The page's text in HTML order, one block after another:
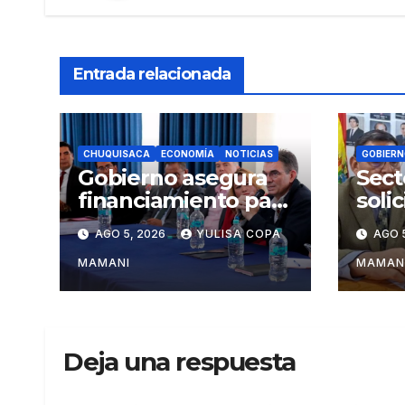
Entrada relacionada
CHUQUISACA ECONOMÍA NOTICIAS
Gobierno asegura
financiamiento para
tres proyectos
estratégicos de
Chuquisaca
AGO 5, 2026 YULISA COPA
MAMANI
AGO
Deja una respuesta